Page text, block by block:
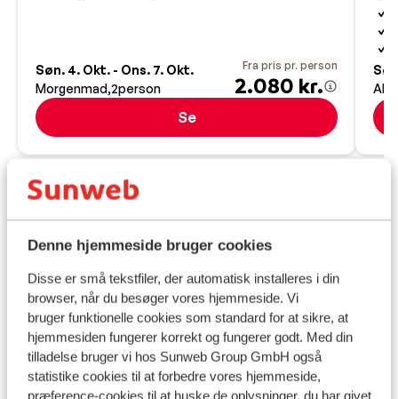
Denne hjemmeside bruger cookies
Disse er små tekstfiler, der automatisk installeres i din
browser, når du besøger vores hjemmeside. Vi
bruger funktionelle cookies som standard for at sikre, at
hjemmesiden fungerer korrekt og fungerer godt. Med din
tilladelse bruger vi hos Sunweb Group GmbH også
statistike cookies til at forbedre vores hjemmeside,
præference-cookies til at huske de oplysninger, du har givet
Søn. 4. Okt. - Ons. 7. Okt.
Morgenmad 2person
Fra pris pr. person
2.080 kr.
Se
All
Hovedstad:
Hovedstaden er Madrid.
Tid:
Spanien har ingen tidsforskel med Danmark, undtagen
på de Kanariske Øer, der er de 1 time foran.